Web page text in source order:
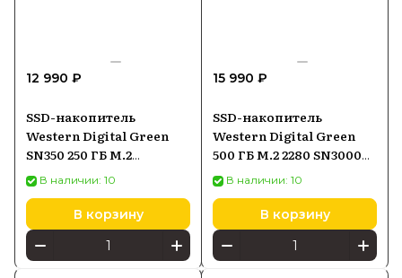
12 990 ₽
SSD-накопитель
Western Digital Green
SN350 250 ГБ M.2
(WDS250G2G0C)
В наличии: 10
В корзину
15 990 ₽
SSD-накопитель
Western Digital Green
500 ГБ M.2 2280 SN3000
NVMe PCIe 4.0
(WDS500G4G0E)
В наличии: 10
В корзину